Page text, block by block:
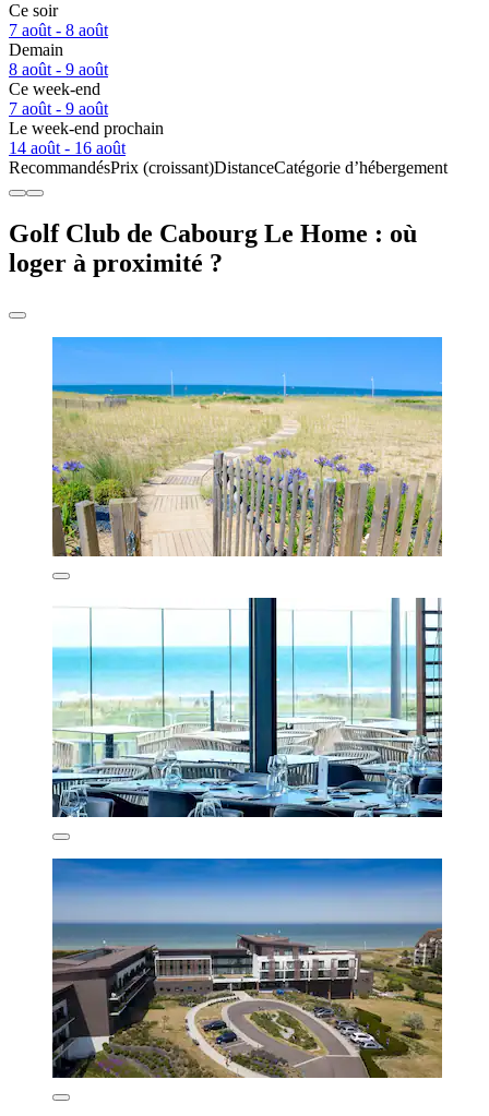
Ce soir
7 août - 8 août
Demain
8 août - 9 août
Ce week-end
7 août - 9 août
Le week-end prochain
14 août - 16 août
RecommandésPrix (croissant)DistanceCatégorie d’hébergement
Golf Club de Cabourg Le Home : où
loger à proximité ?